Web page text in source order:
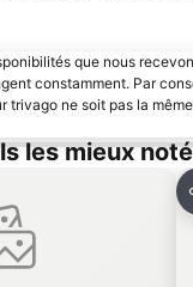
Aéroport
Ehrwald-
Hallenbad
Casino
que nous
constamment. Par
trivago ne soit pas la
les mieux
favoris